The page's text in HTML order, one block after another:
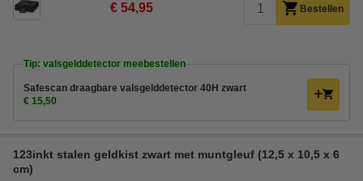
€ 54,95 Bestellen
Tip: valsgelddetector meebestellen
Safescan draagbare valsgelddetector 40H zwart
€ 15,50
123inkt stalen geldkist zwart met muntgleuf (12,5 x 10,5 x 6
cm)